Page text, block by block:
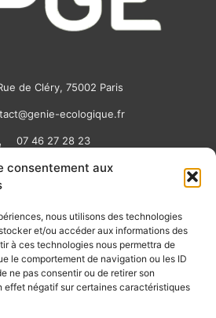
consentement aux
nous utilisons des technologies
et/ou accéder aux informations des
à ces technologies nous permettra de
le comportement de navigation ou les ID
ne pas consentir ou de retirer son
effet négatif sur certaines caractéristiques
de Cléry, 75002 Paris
ecologique.fr
07 46 27 28 23
i
n
k
e
o
u
t
u
DE LA FILIÈRE
articles terrain de nos adhérents, les
de la filière, nos offres de stages et